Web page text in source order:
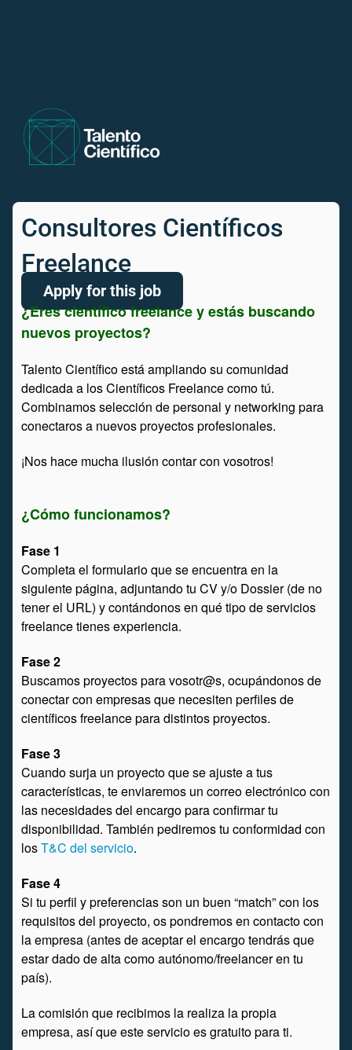
Consultores Científicos
Freelance
Apply for this job
¿Eres científico freelance y estás buscando
nuevos proyectos?
Talento Científico está ampliando su comunidad
dedicada a los Científicos Freelance como tú.
Combinamos selección de personal y networking para
conectaros a nuevos proyectos profesionales.
¡Nos hace mucha ilusión contar con vosotros!
¿Cómo funcionamos?
Fase 1
Completa el formulario que se encuentra en la
siguiente página, adjuntando tu CV y/o Dossier (de no
tener el URL) y contándonos en qué tipo de servicios
freelance tienes experiencia.
Fase 2
Buscamos proyectos para vosotr@s, ocupándonos de
conectar con empresas que necesiten perfiles de
científicos freelance para distintos proyectos.
Fase 3
Cuando surja un proyecto que se ajuste a tus
características, te enviaremos un correo electrónico con
las necesidades del encargo para confirmar tu
disponibilidad. También pediremos tu conformidad con
losT&C del servicio.
Fase 4
Si tu perfil y preferencias son un buen “match” con los
requisitos del proyecto, os pondremos en contacto con
la empresa (antes de aceptar el encargo tendrás que
estar dado de alta como autónomo/freelancer en tu
país).
La comisión que recibimos la realiza la propia
empresa, así que este servicio es gratuito para ti.